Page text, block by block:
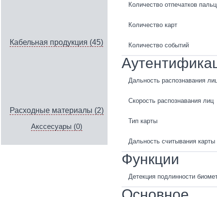
Кабельная продукция (45)
Расходные материалы (2)
Акссесуары (0)
Количество отпечатков
Количество карт
Количество событий
Дальность распознавания
Скорость распознавания лиц
Тип карты
Дальность считывания карты
Функции
Детекция подлинности